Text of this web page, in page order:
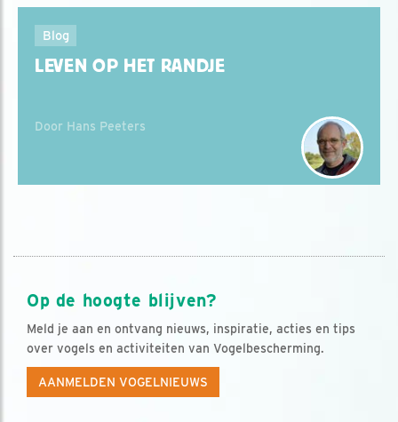
Blog
LEVEN OP HET RANDJE
Door Hans Peeters
Op de hoogte blijven?
Meld je aan en ontvang nieuws, inspiratie, acties en tips
over vogels en activiteiten van Vogelbescherming.
AANMELDEN VOGELNIEUWS